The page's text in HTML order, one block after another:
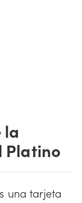
la
Platino
una tarjeta